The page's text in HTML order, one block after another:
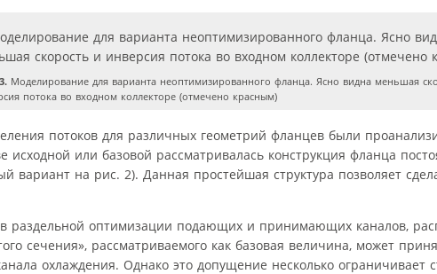
Моделирование для варианта неоптимизированного фланца. Ясно видна меньшая
потока во входном коллекторе (отмечено красным)
потоков для различных геометрий фланцев были
исходной или базовой рассматривалась конструкция фланца
вариант на рис. 2). Данная простейшая структура позволяет
в раздельной оптимизации подающих и принимающих каналов,
сечения», рассматриваемого как базовая величина, может
охлаждения. Однако это допущение несколько ограничивает